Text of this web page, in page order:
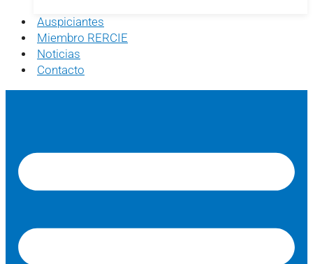
Auspiciantes
Miembro RERCIE
Noticias
Contacto